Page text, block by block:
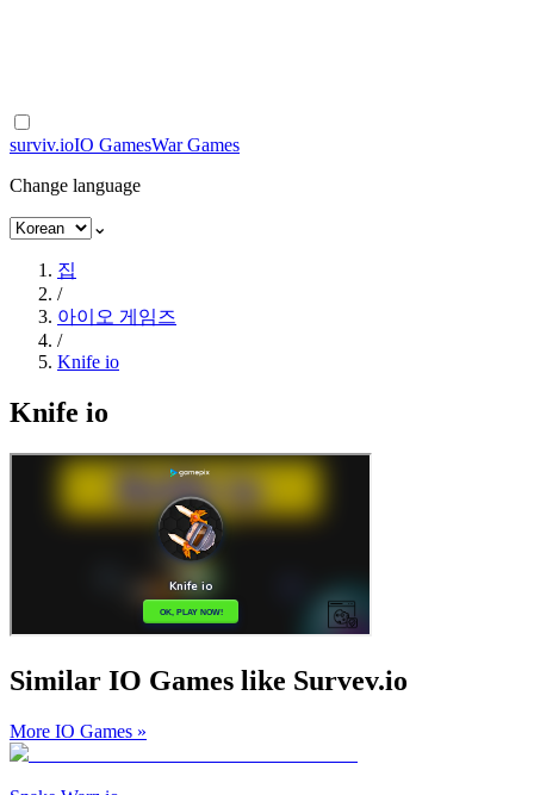
surviv.ioIO GamesWar Games
Change language
⌄
집
/
아이오 게임즈
/
Knife io
Knife io
Similar IO Games like Survev.io
More IO Games »